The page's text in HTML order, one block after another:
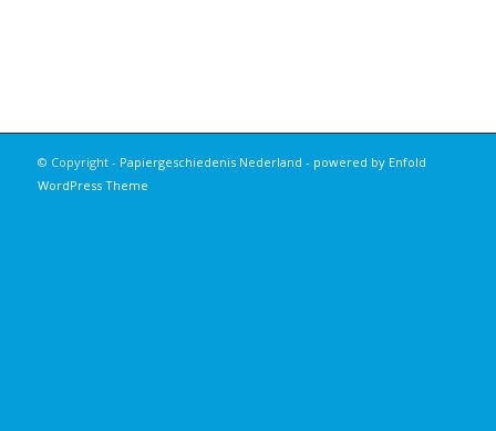
© Copyright - Papiergeschiedenis Nederland - powered by Enfold
WordPress Theme